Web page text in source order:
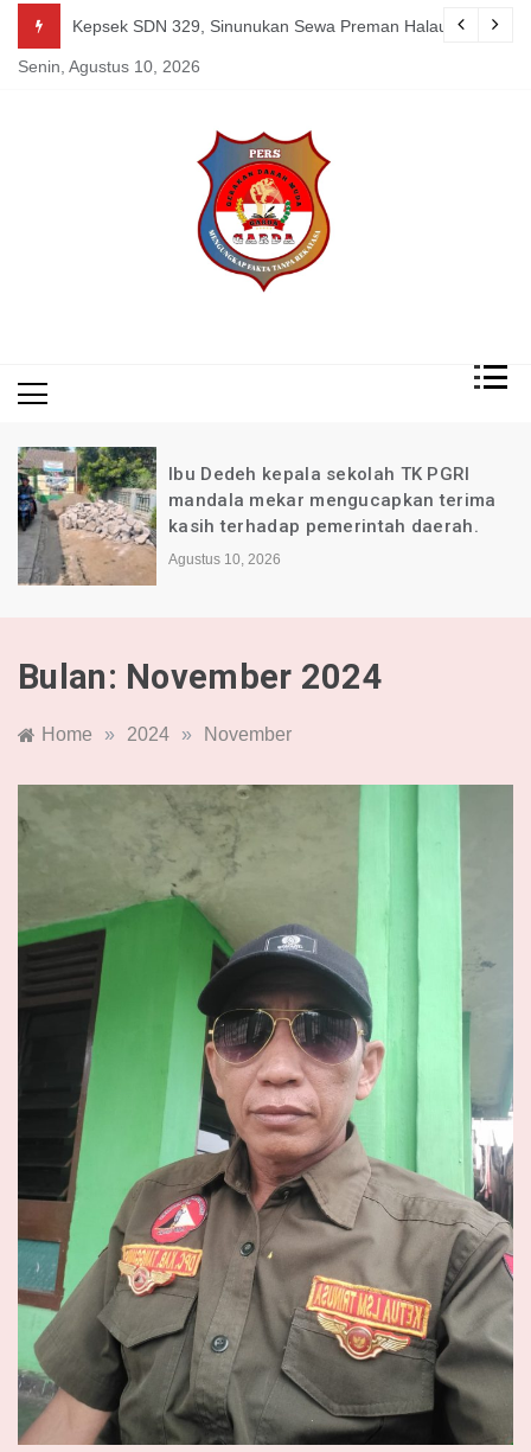
content
Club BatamKepsek SDN 329, Sinunukan Sewa Preman Halau LSM
Senin, Agustus 10, 2026
lbu Dedeh kepala sekolah TK PGRI
mandala mekar mengucapkan terima
kasih terhadap pemerintah daerah.
Agustus 10, 2026
Bulan: November 2024
Home » 2024 » November